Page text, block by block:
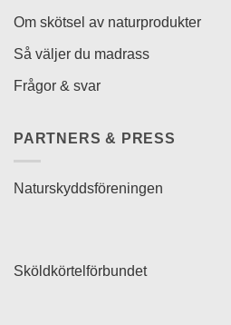
Om skötsel av naturprodukter
Så väljer du madrass
Frågor & svar
PARTNERS & PRESS
Naturskyddsföreningen
Sköldkörtelförbundet